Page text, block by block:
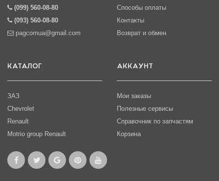
(099) 560-08-80
(093) 560-08-80
pagcomua@gmail.com
Способы оплаты
Контакты
Возврат и обмен
КАТАЛОГ
ЗАЗ
Chevrolet
Renault
Motrio group Renault
АККАУНТ
Мои заказы
Полезные сервисы
Справочник по запчастям
Корзина